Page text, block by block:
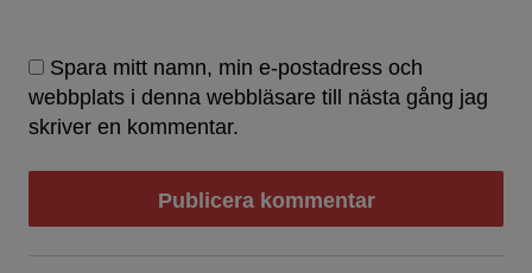
Spara mitt namn, min e-postadress och
webbplats i denna webbläsare till nästa gång jag
skriver en kommentar.